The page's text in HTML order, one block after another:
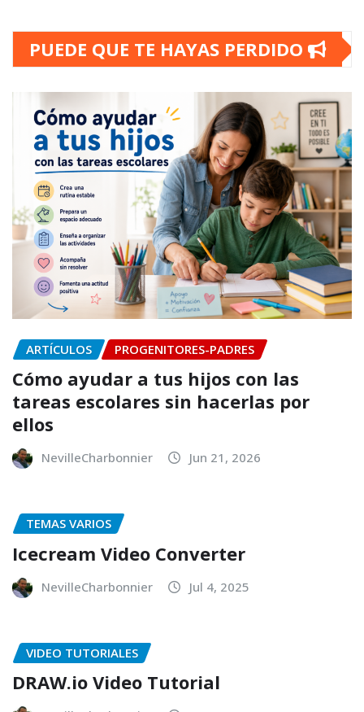
PUEDE QUE TE HAYAS PERDIDO
ARTÍCULOS PROGENITORES-PADRES
Cómo ayudar a tus hijos con las
tareas escolares sin hacerlas por
ellos
NevilleCharbonnier Jun 21, 2026
TEMAS VARIOS
Icecream Video Converter
NevilleCharbonnier Jul 4, 2025
VIDEO TUTORIALES
DRAW.io Video Tutorial